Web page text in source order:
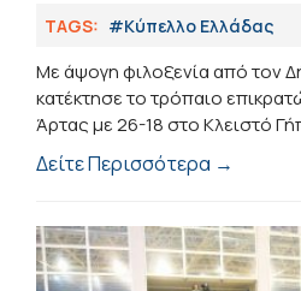
TAGS: #Κύπελλο Ελλάδας
Με άψογη φιλοξενία από τον
κατέκτησε το τρόπαιο
Άρτας με 26-18 στο Κλειστό
Δείτε Περισσότερα →